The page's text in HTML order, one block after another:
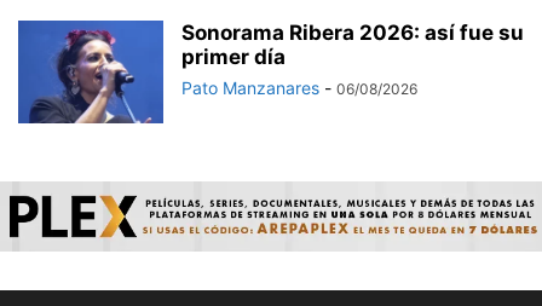
Sonorama Ribera 2026: así fue su
primer día
Pato Manzanares - 06/08/2026